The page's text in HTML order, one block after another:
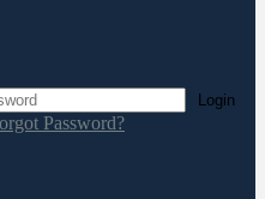
Login
Password?